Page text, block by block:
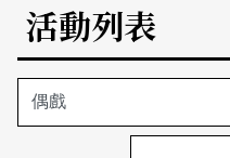
本期專題
歷史專題
活動特區
活動列表
關於我們
活動列表